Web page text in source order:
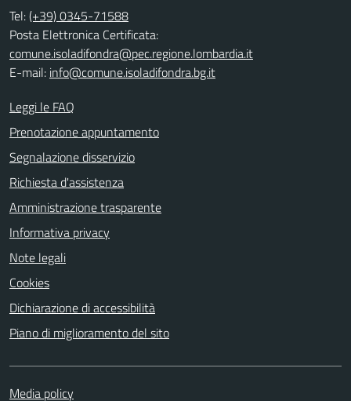
Tel:(+39) 0345-71588
Posta Elettronica Certificata:
comune.isoladifondra@pec.regione.lombardia.it
E-mail: info@comune.isoladifondra.bg.it
Leggi le FAQ
Prenotazione appuntamento
Segnalazione disservizio
Richiesta d'assistenza
Amministrazione trasparente
Informativa privacy
Note legali
Cookies
Dichiarazione di accessibilità
Piano di miglioramento del sito
Media policy